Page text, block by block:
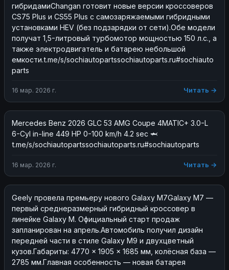
гибридамиChangan готовит новые версии кроссоверов
CS75 Plus и CS55 Plus с самозаряжаемыми гибридными
установками HEV (без подзарядки от сети).Обе модели
получат 1,5-литровый турбомотор мощностью 150 л.с., а
также электродвигатель и батарею небольшой
емкости.t.me/s/sochiautopartssochiautoparts.ru#sochiauto
parts
16 мар. 2026 г. Читать →
Mercedes Benz 2026 GLC 53 AMG Coupe 4MATIC+ 3.0-L
6-Cyl in-line 449 HP 0-100 km/h 4.2 sec 🦈
t.me/s/sochiautopartssochiautoparts.ru#sochiautoparts
16 мар. 2026 г. Читать →
Geely провела премьеру нового Galaxy M7Galaxy M7 —
первый среднеразмерный гибридный кроссовер в
линейке Galaxy M. Официальный старт продаж
запланирован на апрель.Автомобиль получил дизайн
передней части в стиле Galaxy M9 и двухцветный
кузов.Габариты: 4770 × 1905 × 1685 мм, колёсная база —
2785 мм.Главная особенность — новая батарея